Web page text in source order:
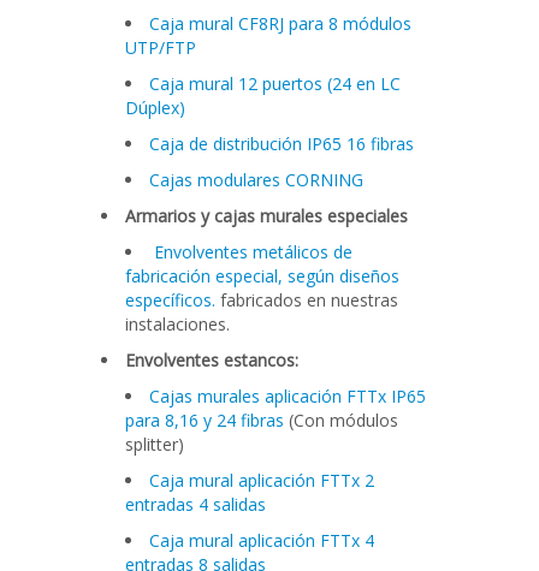
Caja mural CF8RJ para 8 módulos
UTP/FTP
Caja mural 12 puertos (24 en LC
Dúplex)
Caja de distribución IP65 16 fibras
Cajas modulares CORNING
Armarios y cajas murales especiales
Envolventes metálicos de
fabricación especial, según diseños
específicos. fabricados en nuestras
instalaciones.
Envolventes estancos:
Cajas murales aplicación FTTx IP65
para 8,16 y 24 fibras (Con módulos
splitter)
Caja mural aplicación FTTx 2
entradas 4 salidas
Caja mural aplicación FTTx 4
entradas 8 salidas